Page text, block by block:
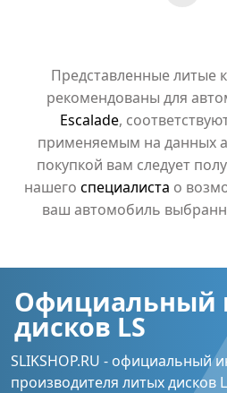
Представленные литые
рекомендованы для
Escalade,
применяемым на данных
покупкой вам следует
нашего специалиста о
ваш автомобиль
Официальный
дисков LS
SLIKSHOP.RU - официальный
производителя литых дисков